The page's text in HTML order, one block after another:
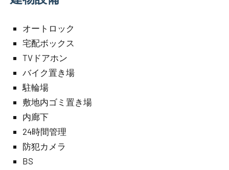
オートロック
宅配ボックス
TVドアホン
バイク置き場
駐輪場
敷地内ゴミ置き場
内廊下
24時間管理
防犯カメラ
BS